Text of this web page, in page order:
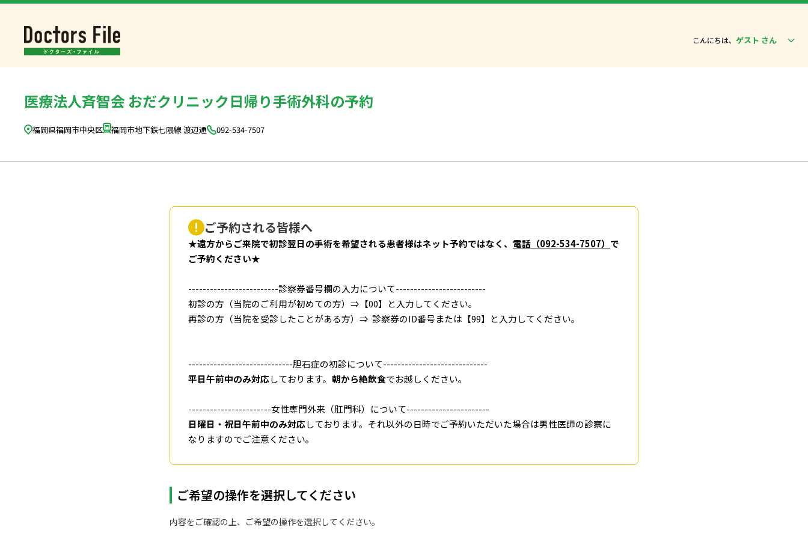
こんにちは、 ゲスト さん
医療法人斉智会 おだクリニック日帰り手術外科の予約
福岡県福岡市中央区 福岡市地下鉄七隈線 渡辺通 092-534-7507
ご予約される皆様へ
★遠方からご来院で初診翌日の手術を希望される患者様はネット予約ではなく、 電話（092-534-7507） で
ご予約ください★
-------------------------診察券番号欄の入力について-------------------------
初診の方（当院のご利用が初めての方）⇒【00】と入力してください。
再診の方（当院を受診したことがある方）⇒ 診察券のID番号または【99】と入力してください。
-----------------------------胆石症の初診について-----------------------------
平日午前中のみ対応しております。 朝から絶飲食でお越しください。
-----------------------女性専門外来（肛門科）について-----------------------
日曜日・祝日午前中のみ対応しております。それ以外の日時でご予約いただいた場合は男性医師の診察に
なりますのでご注意ください。
ご希望の操作を選択してください
内容をご確認の上、ご希望の操作を選択してください。